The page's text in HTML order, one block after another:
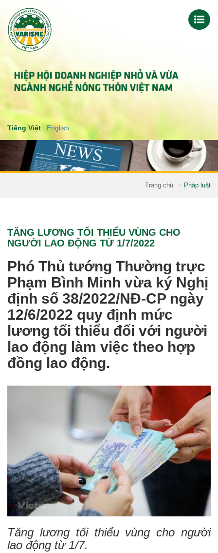
Tiếng Việt English
Trang chủ Pháp luật
TĂNG LƯƠNG TỐI THIỂU VÙNG CHO
NGƯỜI LAO ĐỘNG TỪ 1/7/2022
Phó Thủ tướng Thường trực
Phạm Bình Minh vừa ký Nghị
định số 38/2022/NĐ-CP ngày
12/6/2022 quy định mức
lương tối thiểu đối với người
lao động làm việc theo hợp
đồng lao động.
Tăng lương tối thiểu vùng cho người
lao động từ 1/7.